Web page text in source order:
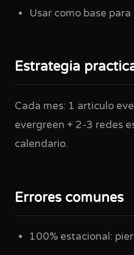
Usar como base
Estrategia
Cada mes: 1 articulo
evergreen + 2-3 redes
calendario.
Errores comunes
100% estacional: